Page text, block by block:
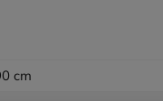
cm